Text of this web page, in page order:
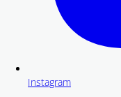
Instagram